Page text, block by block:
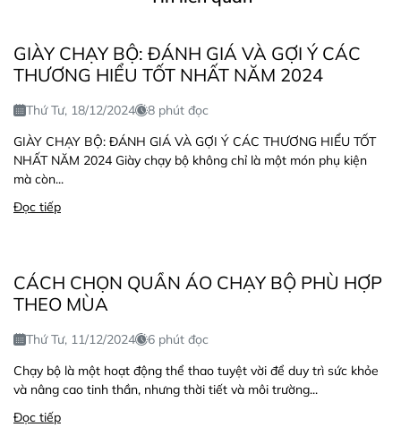
GIÀY CHẠY BỘ: ĐÁNH GIÁ VÀ GỢI Ý CÁC
THƯƠNG HIỂU TỐT NHẤT NĂM 2024
Thứ Tư, 18/12/2024
8 phút đọc
GIÀY CHẠY BỘ: ĐÁNH GIÁ VÀ GỢI Ý CÁC THƯƠNG HIỂU TỐT
NHẤT NĂM 2024 Giày chạy bộ không chỉ là một món phụ kiện
mà còn...
Đọc tiếp
CÁCH CHỌN QUẦN ÁO CHẠY BỘ PHÙ HỢP
THEO MÙA
Thứ Tư, 11/12/2024
6 phút đọc
Chạy bộ là một hoạt động thể thao tuyệt vời để duy trì sức khỏe
và nâng cao tinh thần, nhưng thời tiết và môi trường...
Đọc tiếp